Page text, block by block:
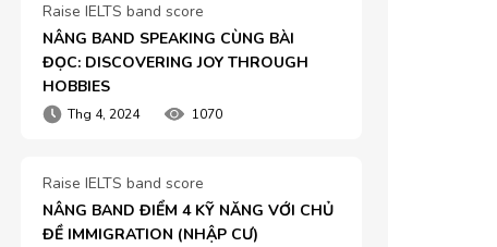
Raise IELTS band score
NÂNG BAND SPEAKING CÙNG BÀI
ĐỌC: DISCOVERING JOY THROUGH
HOBBIES
Thg 4, 2024 1070
Raise IELTS band score
NÂNG BAND ĐIỂM 4 KỸ NĂNG VỚI CHỦ
ĐỀ IMMIGRATION (NHẬP CƯ)